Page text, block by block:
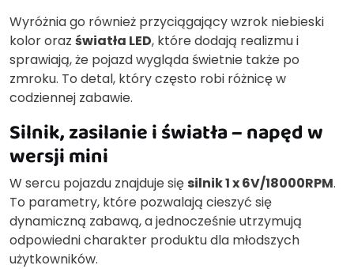
Wyróżnia go również przyciągający wzrok niebieski
kolor oraz światła LED, które dodają realizmu i
sprawiają, że pojazd wygląda świetnie także po
zmroku. To detal, który często robi różnicę w
codziennej zabawie.
Silnik, zasilanie i światła – napęd w
wersji mini
W sercu pojazdu znajduje się silnik 1 x 6V/18000RPM.
To parametry, które pozwalają cieszyć się
dynamiczną zabawą, a jednocześnie utrzymują
odpowiedni charakter produktu dla młodszych
użytkowników.